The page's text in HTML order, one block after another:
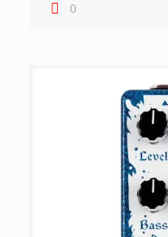
0